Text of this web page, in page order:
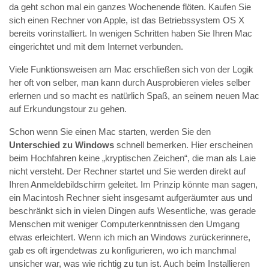
da geht schon mal ein ganzes Wochenende flöten. Kaufen Sie
sich einen Rechner von Apple, ist das Betriebssystem OS X
bereits vorinstalliert. In wenigen Schritten haben Sie Ihren Mac
eingerichtet und mit dem Internet verbunden.
Viele Funktionsweisen am Mac erschließen sich von der Logik
her oft von selber, man kann durch Ausprobieren vieles selber
erlernen und so macht es natürlich Spaß, an seinem neuen Mac
auf Erkundungstour zu gehen.
Schon wenn Sie einen Mac starten, werden Sie den
Unterschied zu Windows schnell bemerken. Hier erscheinen
beim Hochfahren keine „kryptischen Zeichen“, die man als Laie
nicht versteht. Der Rechner startet und Sie werden direkt auf
Ihren Anmeldebildschirm geleitet. Im Prinzip könnte man sagen,
ein Macintosh Rechner sieht insgesamt aufgeräumter aus und
beschränkt sich in vielen Dingen aufs Wesentliche, was gerade
Menschen mit weniger Computerkenntnissen den Umgang
etwas erleichtert. Wenn ich mich an Windows zurückerinnere,
gab es oft irgendetwas zu konfigurieren, wo ich manchmal
unsicher war, was wie richtig zu tun ist. Auch beim Installieren